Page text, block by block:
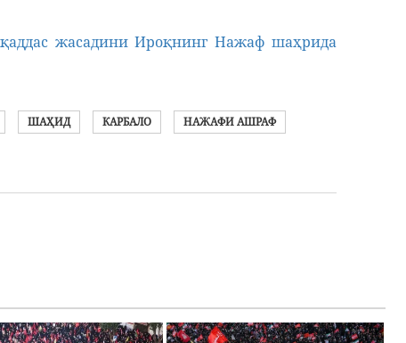
жасадини Ироқнинг Нажаф шаҳрида
ШАҲИД КАРБАЛО
НАЖАФИ АШРАФ